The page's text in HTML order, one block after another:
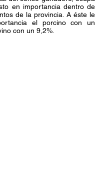
en importancia dentro de
de la provincia. A éste le
el porcino con un
con un 9,2%.